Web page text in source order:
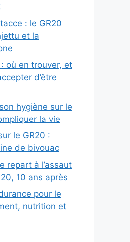
: le GR20
et la
où en trouver, et
d’être
hygiène sur le
la vie
le GR20 :
de bivouac
repart à l’assaut
10 ans après
pour le
nutrition et